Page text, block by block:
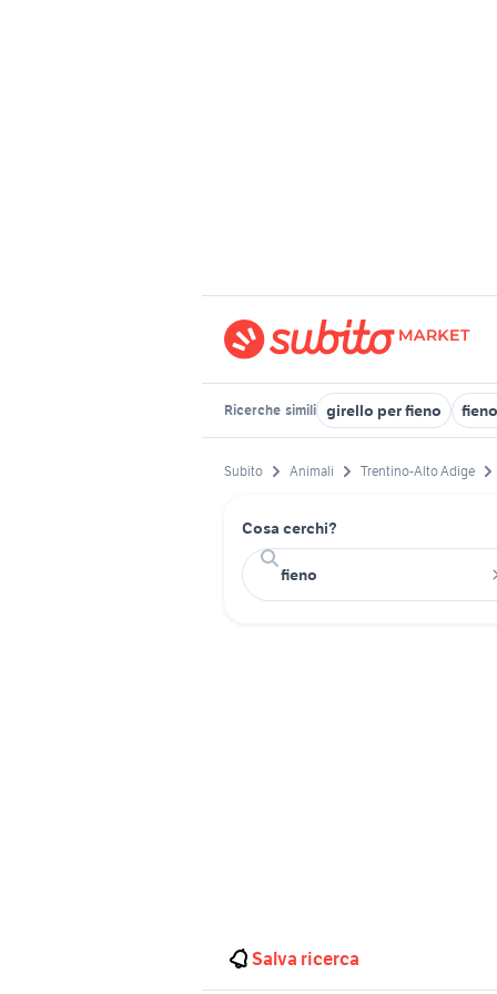
Ricerche simili girello per fieno
Subito Animali Trentino-Alto Adige
Cosa cerchi?
Salva ricerca